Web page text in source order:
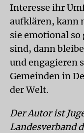
Interesse ihr
aufklären, kann
sie emotional
sind, dann
und engagieren
Gemeinden in
der Welt.
Der Autor ist
Landesverband